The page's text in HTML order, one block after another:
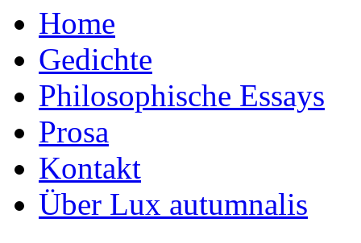
Home
Gedichte
Philosophische Essays
Prosa
Kontakt
Über Lux autumnalis